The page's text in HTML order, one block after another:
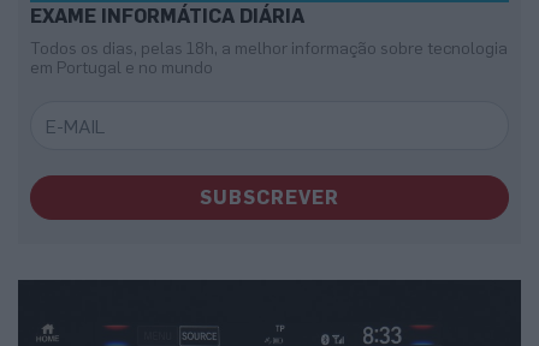
EXAME INFORMÁTICA DIÁRIA
Todos os dias, pelas 18h, a melhor informação sobre tecnologia
em Portugal e no mundo
SUBSCREVER